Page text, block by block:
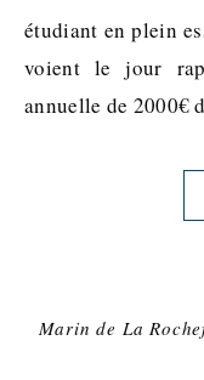
étudiant en plein
voient le jour
annuelle de 2000€
Marin de La